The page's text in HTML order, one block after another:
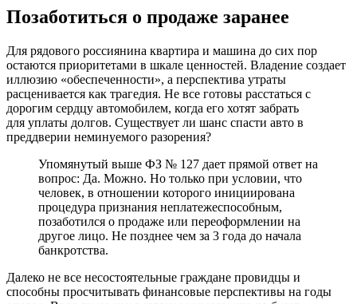
Позаботиться о продаже заранее
Для рядового россиянина квартира и машина до сих пор
остаются приоритетами в шкале ценностей. Владение создает
иллюзию «обеспеченности», а перспектива утраты
расценивается как трагедия. Не все готовы расстаться с
дорогим сердцу автомобилем, когда его хотят забрать
для уплаты долгов. Существует ли шанс спасти авто в
преддверии неминуемого разорения?
Упомянутый выше ФЗ № 127 дает прямой ответ на
вопрос: Да. Можно. Но только при условии, что
человек, в отношении которого инициирована
процедура признания неплатежеспособным,
позаботился о продаже или переоформлении на
другое лицо. Не позднее чем за 3 года до начала
банкротства.
Далеко не все несостоятельные граждане провидцы и
способны просчитывать финансовые перспективы на годы